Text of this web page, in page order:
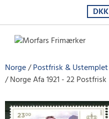
DKK
Norge Postfrisk & Ustemplet
Norge Afa 1921 - 22 Postfrisk